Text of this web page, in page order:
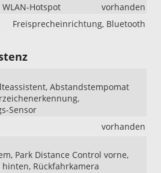
Hotspot
vorhanden
Freisprecheinrichtung, Bluetooth
Abstandstempomat
Sensor
vorhanden
Park Distance Control vorne,
Rückfahrkamera